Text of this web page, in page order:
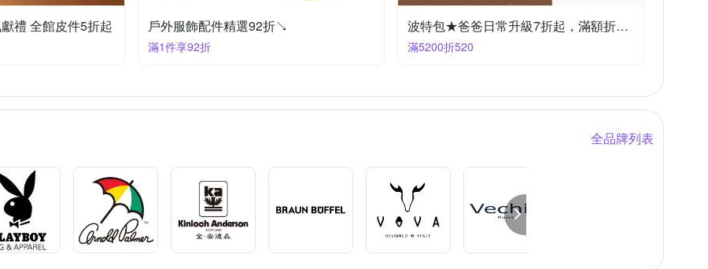
禮 全館皮件5折起 戶外服飾配件精選92折↘
滿1件享92折
波特包★爸爸日常升級7折起，滿額折$520
滿5200折520
全品牌列表